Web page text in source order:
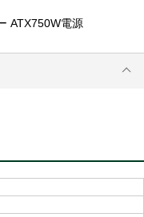
ATX750W電源